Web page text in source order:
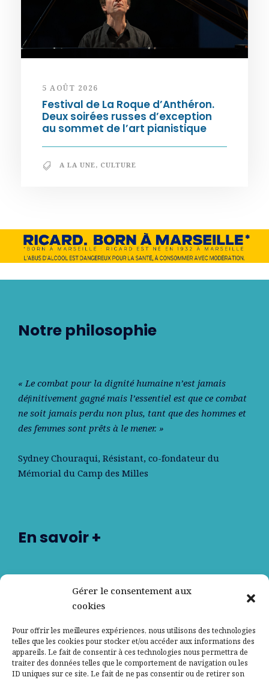
Gérer le consentement aux
cookies
Pour offrir les meilleures expériences, nous utilisons des technologies
telles que les cookies pour stocker et/ou accéder aux informations des
appareils. Le fait de consentir à ces technologies nous permettra de
traiter des données telles que le comportement de navigation ou les
ID uniques sur ce site. Le fait de ne pas consentir ou de retirer son
5 AOÛT 2026
Festival de La Roque d’Anthéron.
Deux soirées russes d’exception
au sommet de l’art pianistique
A LA UNE, CULTURE
Notre philosophie
« Le combat pour la dignité humaine n’est jamais
déﬁnitivement gagné mais l’essentiel est que ce combat
ne soit jamais perdu non plus, tant que des hommes et
des femmes sont prêts à le mener. »
Sydney Chouraqui, Résistant, co-fondateur du
Mémorial du Camp des Milles
En savoir +
Nos partenaires
Contactez-nous